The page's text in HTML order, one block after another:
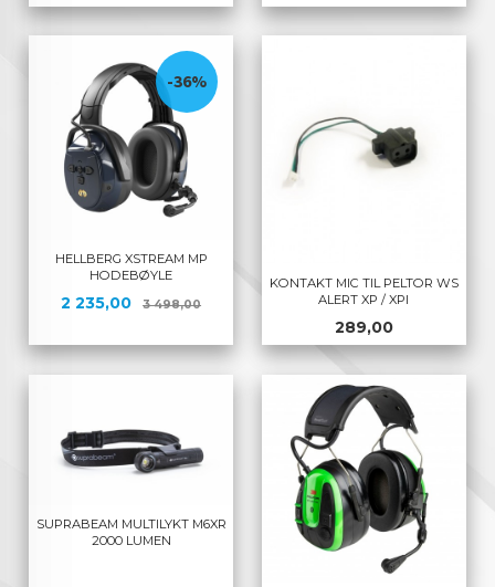
HELLBERG XSTREAM MP
HODEBØYLE
Tilbud
2 235,00 3 498,00Rabatt
-36%
KONTAKT MIC TIL PELTOR WS
ALERT XP / XPI
Pris
289,00
SUPRABEAM MULTILYKT M6XR
2000 LUMEN